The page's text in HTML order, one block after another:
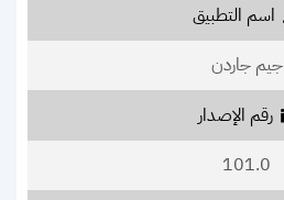
اسم التطبيق
جيم جاردن
رقم الإصدار
101.0